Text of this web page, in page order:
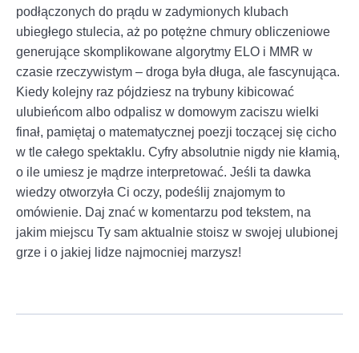
podłączonych do prądu w zadymionych klubach
ubiegłego stulecia, aż po potężne chmury obliczeniowe
generujące skomplikowane algorytmy ELO i MMR w
czasie rzeczywistym – droga była długa, ale fascynująca.
Kiedy kolejny raz pójdziesz na trybuny kibicować
ulubieńcom albo odpalisz w domowym zaciszu wielki
finał, pamiętaj o matematycznej poezji toczącej się cicho
w tle całego spektaklu. Cyfry absolutnie nigdy nie kłamią,
o ile umiesz je mądrze interpretować. Jeśli ta dawka
wiedzy otworzyła Ci oczy, podeślij znajomym to
omówienie. Daj znać w komentarzu pod tekstem, na
jakim miejscu Ty sam aktualnie stoisz w swojej ulubionej
grze i o jakiej lidze najmocniej marzysz!